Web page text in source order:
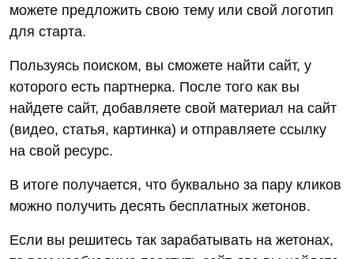
можете предложить свою тему или свой логотип
для старта.
Пользуясь поиском, вы сможете найти сайт, у
которого есть партнерка. После того как вы
найдете сайт, добавляете свой материал на сайт
(видео, статья, картинка) и отправляете ссылку
на свой ресурс.
В итоге получается, что буквально за пару кликов
можно получить десять бесплатных жетонов.
Если вы решитесь так зарабатывать на жетонах,